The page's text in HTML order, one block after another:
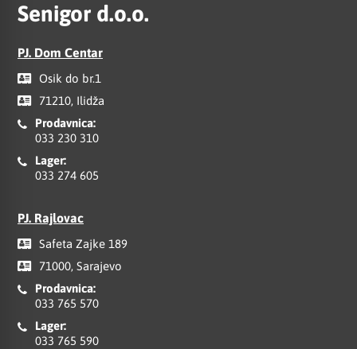
Senigor d.o.o.
PJ. Dom Centar
Osik do br.1
71210, Ilidža
Prodavnica:
033 230 310
Lager:
033 274 605
PJ. Rajlovac
Safeta Zajke 189
71000, Sarajevo
Prodavnica:
033 765 570
Lager:
033 765 590